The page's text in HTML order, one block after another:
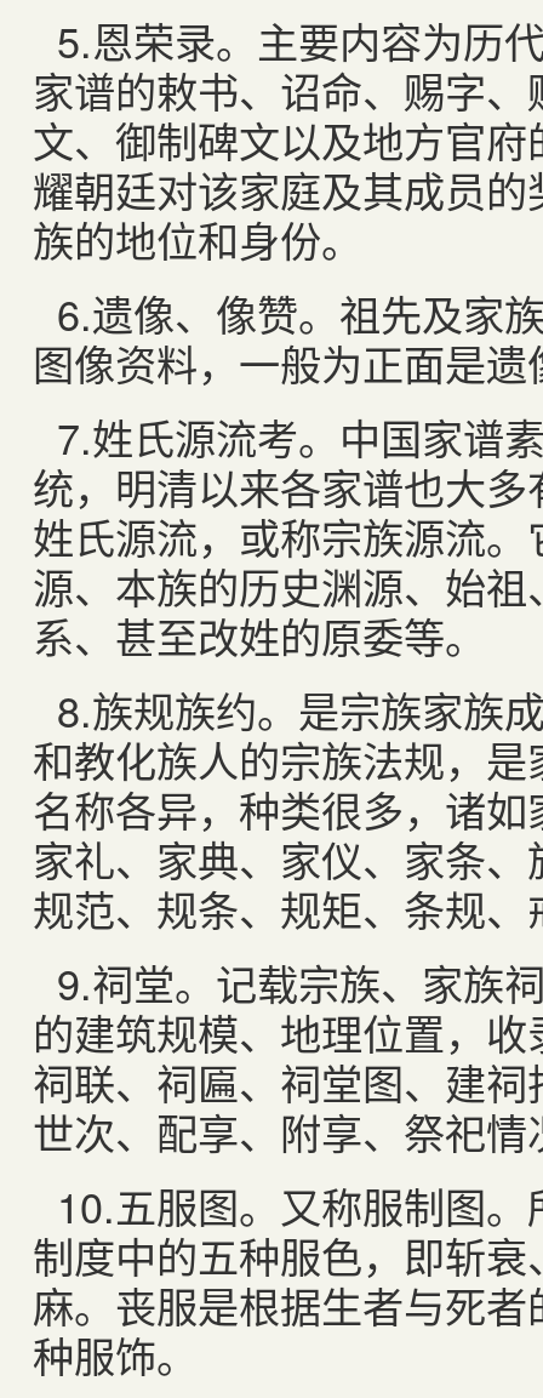
5.恩荣录。主要内容为历
家谱的敕书、诏命、赐字
文、御制碑文以及地方官
耀朝廷对该家庭及其成员
族的地位和身份。
6.遗像、像赞。祖先及家
图像资料，一般为正面是
7.姓氏源流考。中国家谱
统，明清以来各家谱也大
姓氏源流，或称宗族源流
源、本族的历史渊源、始
系、甚至改姓的原委等。
8.族规族约。是宗族家族
和教化族人的宗族法规，
名称各异，种类很多，诸
家礼、家典、家仪、家条
规范、规条、规矩、条规、
9.祠堂。记载宗族、家族
的建筑规模、地理位置，
祠联、祠匾、祠堂图、建
世次、配享、附享、祭祀情
10.五服图。又称服制图
制度中的五种服色，即斩
麻。丧服是根据生者与死
种服饰。